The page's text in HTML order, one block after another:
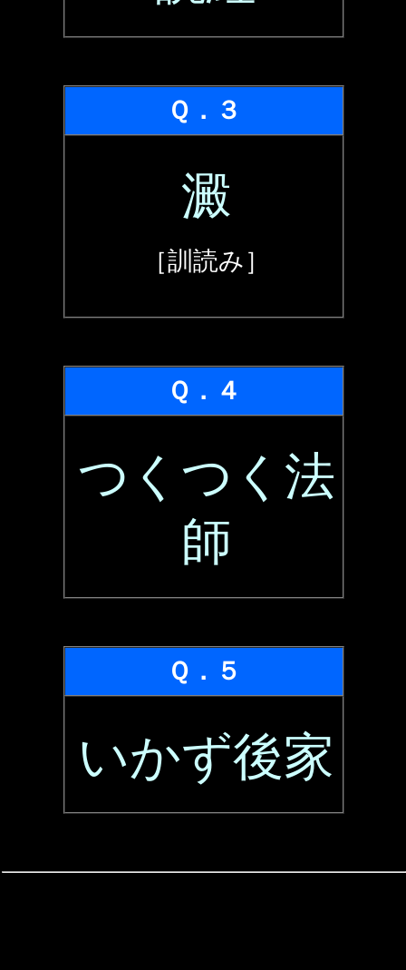
Ｑ．３
澱
［訓読み］
Ｑ．４
つくつく法
師
Ｑ．５
いかず後家